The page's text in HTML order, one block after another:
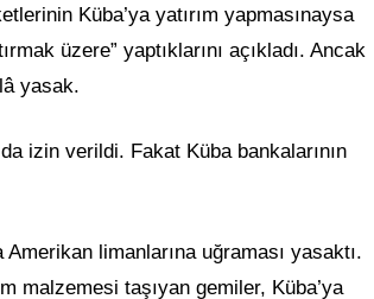
Küba’ya yatırım yapmasınaysa
üzere” yaptıklarını açıkladı. Ancak
yasak.
izin verildi. Fakat Küba bankalarının
limanlarına uğraması yasaktı.
malzemesi taşıyan gemiler, Küba’ya